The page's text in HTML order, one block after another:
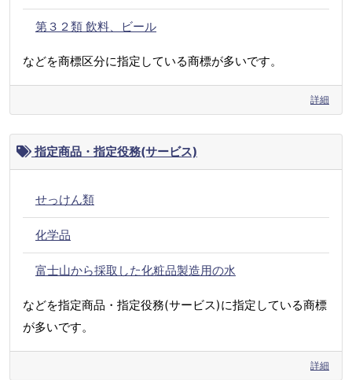
第３２類 飲料、ビール
などを商標区分に指定している商標が多いです。
詳細
指定商品・指定役務(サービス)
せっけん類
化学品
富士山から採取した化粧品製造用の水
などを指定商品・指定役務(サービス)に指定している商標
が多いです。
詳細